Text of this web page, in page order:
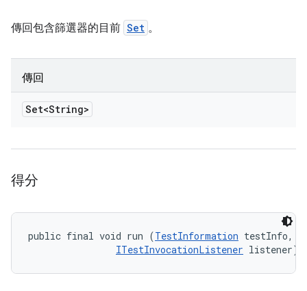
傳回包含篩選器的目前 Set 。
傳回
Set<String>
得分
public final void run (TestInformation testInfo,
ITestInvocationListener listener)